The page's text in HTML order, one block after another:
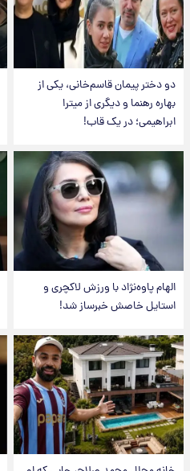
دو دختر پیمان قاسم‌خانی، یکی از
بهاره رهنما و دیگری از میترا
ابراهیمی؛ در یک قاب!
الهام پاوه‌نژاد با ورزش لاکچری و
استایل خاصش خبرساز شد!